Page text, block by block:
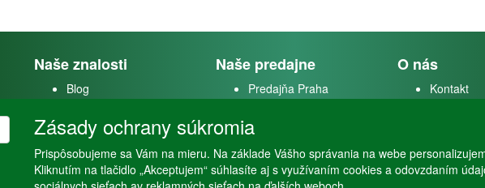
Naše znalosti
Blog
Youtube
Instagram
Poradenstvo
Naše predajne
Predajňa Praha
O nás
Kontakt
Zásady ochrany súkromia
Prispôsobujeme sa Vám na mieru. Na základe Vášho správania na webe
Kliknutím na tlačidlo „Akceptujem“ súhlasíte aj s využívaním cookies a odovzdaním